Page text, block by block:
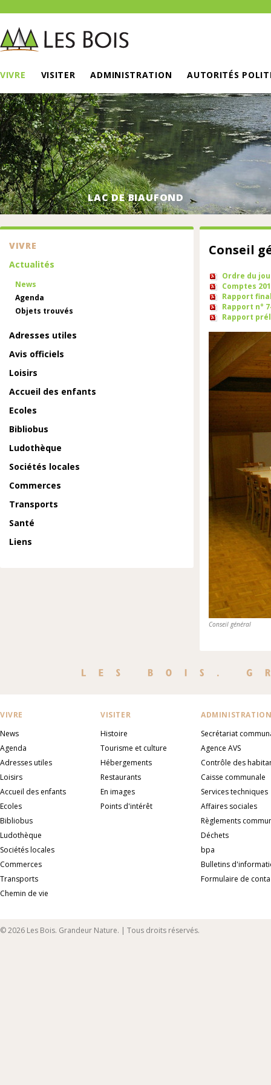
VIVRE VISITER ADMINISTRATION AUTORITÉS
LAC DE BIAUFOND
VIVRE
Actualités
News
Agenda
Objets trouvés
Adresses utiles
Avis officiels
Loisirs
Accueil des enfants
Ecoles
Bibliobus
Ludothèque
Sociétés locales
Commerces
Transports
Santé
Liens
Conseil
Ordre du
Comptes
Rapport
Rapport n°
Rapport
Conseil général
VIVRE
News
Agenda
Adresses utiles
Loisirs
Accueil des enfants
Ecoles
Bibliobus
Ludothèque
Sociétés locales
Commerces
Transports
Chemin de vie
VISITER
Histoire
Tourisme et culture
Hébergements
Restaurants
En images
Points d'intérêt
Secrétariat
Agence AVS
Contrôle des
Caisse communale
Services techniques
Affaires sociales
Règlements
Déchets
bpa
Bulletins
Formulaire de
© 2026 Les Bois. Grandeur Nature. | Tous droits réservés.